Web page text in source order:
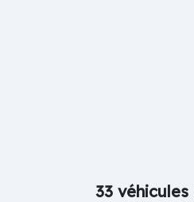
33